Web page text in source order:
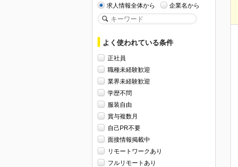
求人情報全体から 企業名から
よく使われている条件
正社員
職種未経験歓迎
業界未経験歓迎
学歴不問
服装自由
賞与複数月
自己PR不要
面接情報掲載中
リモートワークあり
フルリモートあり